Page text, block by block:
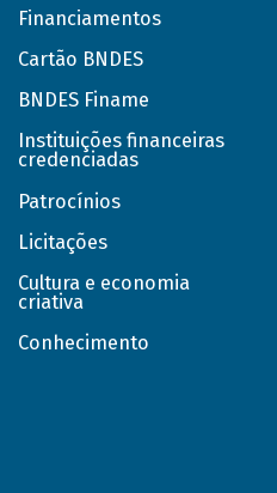
Financiamentos
Cartão BNDES
BNDES Finame
Instituições financeiras
credenciadas
Patrocínios
Licitações
Cultura e economia
criativa
Conhecimento